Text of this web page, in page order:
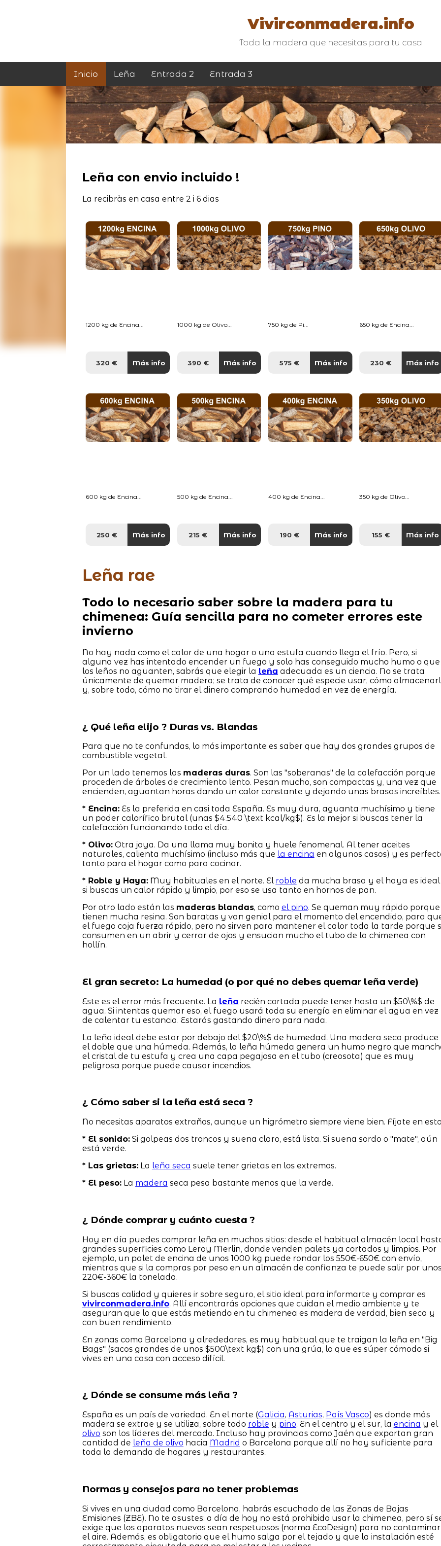
Vivirconmadera.info
Toda la madera que necesitas para tu casa
Inicio Leña Entrada 2 Entrada 3
Leña con envio incluido !
La recibràs en casa entre 2 i 6 dias
1200 kg de Encina...
320 € Más info
1000 kg de Olivo...
390 € Más info
750 kg de Pi...
575 € Más info
650 kg de Encina...
230 € Más info
600 kg de Encina...
250 € Más info
500 kg de Encina...
215 € Más info
400 kg de Encina...
190 € Más info
350 kg de Olivo...
155 € Más info
Leña rae
Todo lo necesario saber sobre la madera para tu
chimenea: Guía sencilla para no cometer errores este
invierno
No hay nada como el calor de una hogar o una estufa cuando llega el frío. Pero, si
alguna vez has intentado encender un fuego y solo has conseguido mucho humo o que
los leños no aguanten, sabrás que elegir la leña adecuada es un ciencia. No se trata
únicamente de quemar madera; se trata de conocer qué especie usar, cómo
y, sobre todo, cómo no tirar el dinero comprando humedad en vez de energía.
¿ Qué leña elijo ? Duras vs. Blandas
Para que no te confundas, lo más importante es saber que hay dos grandes grupos de
combustible vegetal.
Por un lado tenemos las maderas duras. Son las "soberanas" de la calefacción porque
proceden de árboles de crecimiento lento. Pesan mucho, son compactas y, una vez que
encienden, aguantan horas dando un calor constante y dejando unas brasas increíbles.
* Encina:Es la preferida en casi toda España. Es muy dura, aguanta muchísimo y tiene
un poder calorífico brutal (unas $4.540 \text kcal/kg$). Es la mejor si buscas tener la
calefacción funcionando todo el día.
* Olivo:Otra joya. Da una llama muy bonita y huele fenomenal. Al tener aceites
naturales, calienta muchísimo (incluso más que la encina en algunos casos) y es
tanto para el hogar como para cocinar.
* Roble y Haya:Muy habituales en el norte. El roble da mucha brasa y el haya es ideal
si buscas un calor rápido y limpio, por eso se usa tanto en hornos de pan.
Por otro lado están las maderas blandas, como el pino. Se queman muy rápido porque
tienen mucha resina. Son baratas y van genial para el momento del encendido, para
el fuego coja fuerza rápido, pero no sirven para mantener el calor toda la tarde porque
consumen en un abrir y cerrar de ojos y ensucian mucho el tubo de la chimenea con
hollín.
El gran secreto: La humedad (o por qué no debes quemar leña verde)
Este es el error más frecuente. La leña recién cortada puede tener hasta un $50\%$ de
agua. Si intentas quemar eso, el fuego usará toda su energía en eliminar el agua en vez
de calentar tu estancia. Estarás gastando dinero para nada.
La leña ideal debe estar por debajo del $20\%$ de humedad. Una madera seca produce
el doble que una húmeda. Además, la leña húmeda genera un humo negro que
el cristal de tu estufa y crea una capa pegajosa en el tubo (creosota) que es muy
peligrosa porque puede causar incendios.
¿ Cómo saber si la leña está seca ?
No necesitas aparatos extraños, aunque un higrómetro siempre viene bien. Fíjate en
* El sonido:Si golpeas dos troncos y suena claro, está lista. Si suena sordo o "mate", aún
está verde.
* Las grietas:La leña seca suele tener grietas en los extremos.
* El peso:La madera seca pesa bastante menos que la verde.
¿ Dónde comprar y cuánto cuesta ?
Hoy en día puedes comprar leña en muchos sitios: desde el habitual almacén local
grandes superficies como Leroy Merlin, donde venden palets ya cortados y limpios. Por
ejemplo, un palet de encina de unos 1000 kg puede rondar los 550€-650€ con envío,
mientras que si la compras por peso en un almacén de confianza te puede salir por unos
220€-360€ la tonelada.
Si buscas calidad y quieres ir sobre seguro, el sitio ideal para informarte y comprar es
vivirconmadera.info. Allí encontrarás opciones que cuidan el medio ambiente y te
aseguran que lo que estás metiendo en tu chimenea es madera de verdad, bien seca y
con buen rendimiento.
En zonas como Barcelona y alrededores, es muy habitual que te traigan la leña en "Big
Bags" (sacos grandes de unos $500\text kg$) con una grúa, lo que es súper cómodo si
vives en una casa con acceso difícil.
¿ Dónde se consume más leña ?
España es un país de variedad. En el norte (Galicia, Asturias, País Vasco) es donde más
madera se extrae y se utiliza, sobre todo roble y pino. En el centro y el sur, la encina y el
olivo son los líderes del mercado. Incluso hay provincias como Jaén que exportan gran
cantidad de leña de olivo hacia Madrid o Barcelona porque allí no hay suficiente para
toda la demanda de hogares y restaurantes.
Normas y consejos para no tener problemas
Si vives en una ciudad como Barcelona, habrás escuchado de las Zonas de Bajas
Emisiones (ZBE). No te asustes: a día de hoy no está prohibido usar la chimenea, pero sí
exige que los aparatos nuevos sean respetuosos (norma EcoDesign) para no contaminar
el aire. Además, es obligatorio que el humo salga por el tejado y que la instalación esté